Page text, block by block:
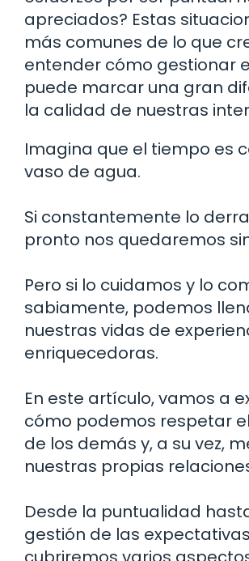
apreciados? Estas
más comunes de lo que
entender cómo gestionar
puede marcar una gran
la calidad de nuestras
Imagina que el tiempo es
vaso de agua.
Si constantemente lo
pronto nos quedaremos
Pero si lo cuidamos y lo
sabiamente, podemos
nuestras vidas de
enriquecedoras.
En este artículo, vamos a
cómo podemos respetar
de los demás y, a su vez,
nuestras propias
Desde la puntualidad
gestión de las